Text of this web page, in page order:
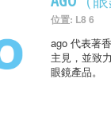
位置: L8 6
ago 代表著
主見，並致
眼鏡產品。